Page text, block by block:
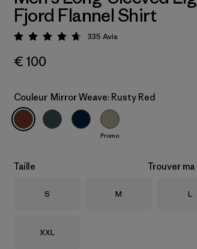
Fjord Flannel Shirt
Évaluation: 4.7 / 5
335 Avis
€ 100
Couleur Mirror Weave: Rusty Red
Promo
Taille Trouver
Taille
S Taille
M L
Taille
XXL